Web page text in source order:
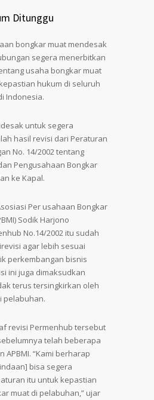
Ditunggu
bongkar muat mendesak
segera menerbitkan
usaha bongkar muat
hukum di seluruh
Indonesia.
untuk segera
hasil revisi dari Peraturan
No. 14/2002 tentang
Pengusahaan Bongkar
ke Kapal.
Per usahaan Bongkar
Sodik Harjono
No.14/2002 itu sudah
agar lebih sesuai
perkembangan bisnis
ini juga dimaksudkan
terus tersingkirkan oleh
pelabuhan.
revisi Permenhub tersebut
telah beberapa
APBMI. “Kami berharap
bisa segera
itu untuk kepastian
muat di pelabuhan,” ujar